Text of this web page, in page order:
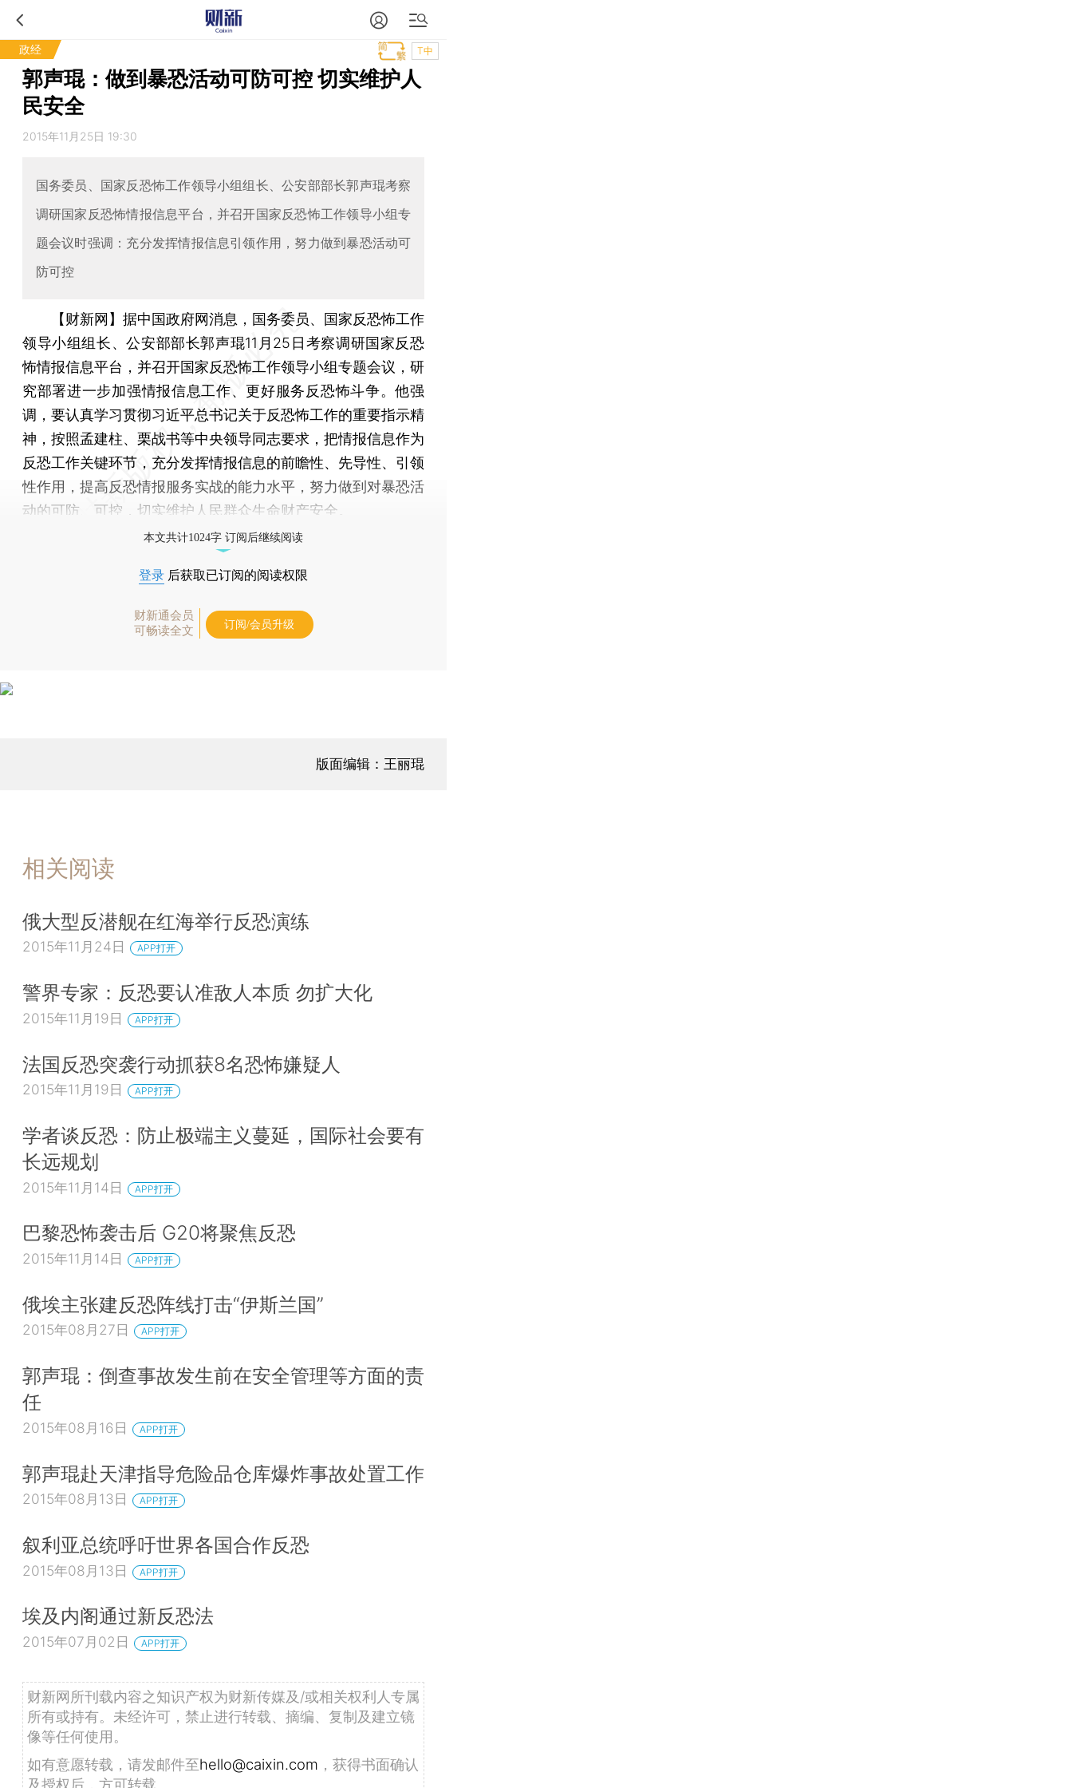
政经 T中
郭声琨：做到暴恐活动可防可控 切实维护人
民安全
2015年11月25日 19:30
国务委员、国家反恐怖工作领导小组组长、公安部部长郭声琨考察
调研国家反恐怖情报信息平台，并召开国家反恐怖工作领导小组专
题会议时强调：充分发挥情报信息引领作用，努力做到暴恐活动可
防可控
【财新网】 据中国政府网消息，国务委员、国家反恐怖工作
领导小组组长、公安部部长郭声琨11月25日考察调研国家反恐
怖情报信息平台，并召开国家反恐怖工作领导小组专题会议，研
究部署进一步加强情报信息工作、更好服务反恐怖斗争。他强
调，要认真学习贯彻习近平总书记关于反恐怖工作的重要指示精
神，按照孟建柱、栗战书等中央领导同志要求，把情报信息作为
反恐工作关键环节，充分发挥情报信息的前瞻性、先导性、引领
性作用，提高反恐情报服务实战的能力水平，努力做到对暴恐活
动的可防、可控，切实维护人民群众生命财产安全。
本文共计1024字 订阅后继续阅读
登录 后获取已订阅的阅读权限
财新通会员
可畅读全文
订阅/会员升级
版面编辑：王丽琨
相关阅读
俄大型反潜舰在红海举行反恐演练
2015年11月24日 APP打开
警界专家：反恐要认准敌人本质 勿扩大化
2015年11月19日 APP打开
法国反恐突袭行动抓获8名恐怖嫌疑人
2015年11月19日 APP打开
学者谈反恐：防止极端主义蔓延，国际社会要有
长远规划
2015年11月14日 APP打开
巴黎恐怖袭击后 G20将聚焦反恐
2015年11月14日 APP打开
俄埃主张建反恐阵线打击“伊斯兰国”
2015年08月27日 APP打开
郭声琨：倒查事故发生前在安全管理等方面的责
任
2015年08月16日 APP打开
郭声琨赴天津指导危险品仓库爆炸事故处置工作
2015年08月13日 APP打开
叙利亚总统呼吁世界各国合作反恐
2015年08月13日 APP打开
埃及内阁通过新反恐法
2015年07月02日 APP打开
财新网所刊载内容之知识产权为财新传媒及/或相关权利人专属
所有或持有。未经许可，禁止进行转载、摘编、复制及建立镜
像等任何使用。
如有意愿转载，请发邮件至hello@caixin.com ，获得书面确认
及授权后，方可转载。